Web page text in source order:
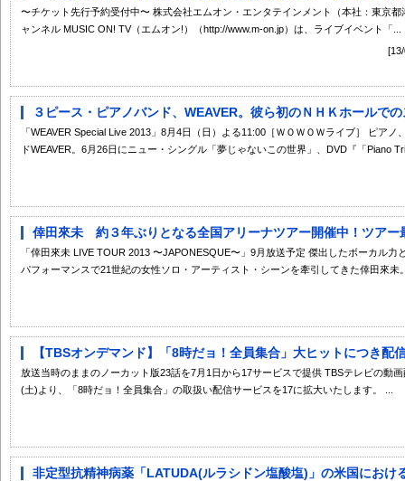
〜チケット先行予約受付中〜 株式会社エムオン・エンタテインメント（本社：東京
ャンネル MUSIC ON! TV（エムオン!）（http://www.m-on.jp）は、ライブイベント「...
３ピース・ピアノバンド、WEAVER。彼ら初のＮＨＫホールで
「WEAVER Special Live 2013」8月4日（日）よる11:00［ＷＯＷＯＷライブ］ ピア
ドWEAVER。6月26日にニュー・シングル「夢じゃないこの世界」、DVD『「Piano
倖田來未 約３年ぶりとなる全国アリーナツアー開催中！ツアー
「倖田來未 LIVE TOUR 2013 〜JAPONESQUE〜」9月放送予定 傑出したボーカル
パフォーマンスで21世紀の女性ソロ・アーティスト・シーンを牽引してきた倖田來未
【TBSオンデマンド】「8時だョ！全員集合」大ヒットにつき配
放送当時のままのノーカット版23話を7月1日から17サービスで提供 TBSテレビの動
(土)より、「8時だョ！全員集合」の取扱い配信サービスを17に拡大いたします。 ...
非定型抗精神病薬「LATUDA(ルラシドン塩酸塩)」の米国におけ